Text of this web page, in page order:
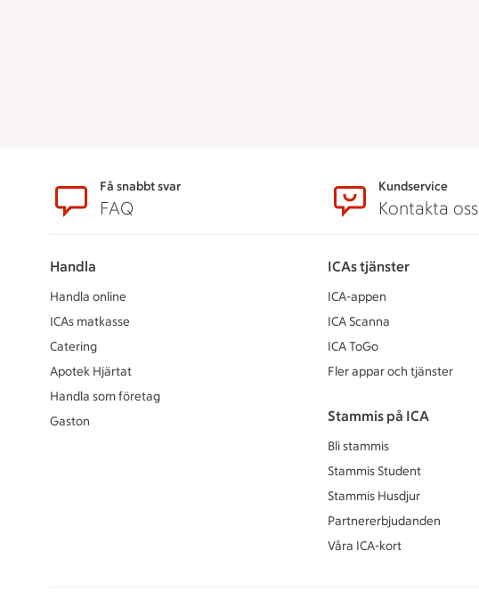
SidfotFå snabbt svar
FAQ
Kundservice
Kontakta oss
Handla
Handla online
ICAs matkasse
Catering
Apotek Hjärtat
Handla som företag
Gaston
ICAs tjänster
ICA-appen
ICA Scanna
ICA ToGo
Fler appar och tjänster
Stammis på ICA
Bli stammis
Stammis Student
Stammis Husdjur
Partnererbjudanden
Våra ICA-kort